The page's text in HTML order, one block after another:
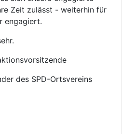
Zeit zulässt - weiterhin für
engagiert.
des SPD-Ortsvereins